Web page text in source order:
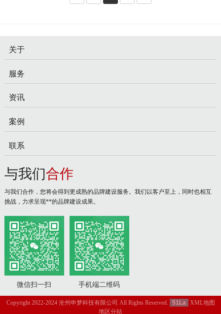
关于
服务
资讯
案例
联系
与我们合作
与我们合作，您将会得到更成熟的品牌建设服务。我们以客户至上，同时也相互
挑战，力求呈现**的品牌建设成果。
微信扫一扫 手机端二维码
Copyright 2022-2024 沧州申梦科技有限公司 All Rights Reserved. 51La
XML地图
地区分站